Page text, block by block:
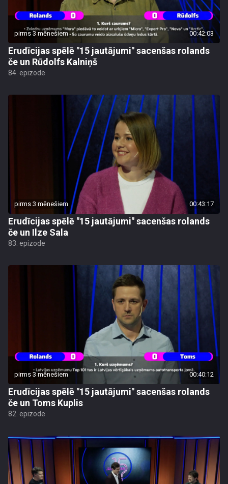
pirms 3 mēnešiem 00:42:03
Erudīcijas spēlē "15 jautājumi" sacenšas rolands
če un Rūdolfs Kalniņš
84. epizode
pirms 3 mēnešiem 00:43:17
Erudīcijas spēlē "15 jautājumi" sacenšas rolands
če un Ilze Sala
83. epizode
pirms 3 mēnešiem 00:40:12
Erudīcijas spēlē "15 jautājumi" sacenšas rolands
če un Toms Kuplis
82. epizode